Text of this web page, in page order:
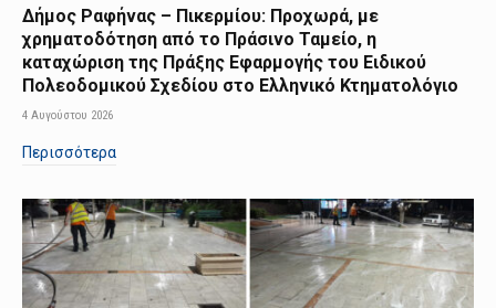
Δήμος Ραφήνας – Πικερμίου: Προχωρά, με
χρηματοδότηση από το Πράσινο Ταμείο, η
καταχώριση της Πράξης Εφαρμογής του Ειδικού
Πολεοδομικού Σχεδίου στο Ελληνικό Κτηματολόγιο
4 Αυγούστου 2026
Περισσότερα